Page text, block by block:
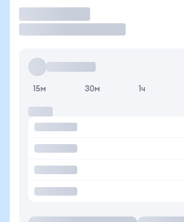
15м 30м 1ч